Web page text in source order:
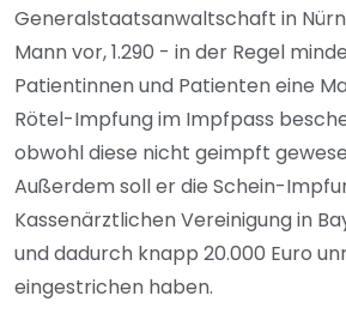
Generalstaatsanwaltschaft in
Mann vor, 1.290 - in der Regel
Patientinnen und Patienten eine
Rötel-Impfung im Impfpass
obwohl diese nicht geimpft
Außerdem soll er die Schein-
Kassenärztlichen Vereinigung in
und dadurch knapp 20.000 Euro
eingestrichen haben.